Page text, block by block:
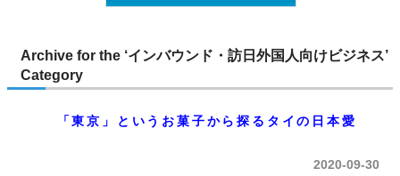
Archive for the ‘インバウンド・訪日外国人向けビジネス’
Category
「東京」というお菓子から探るタイの日本愛
2020-09-30